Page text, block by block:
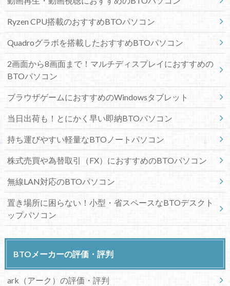
Ryzen CPU搭載のおすすめBTOパソコン
Quadroグラボを搭載したおすすめBTOパソコン
2画面から8画面まで！マルチディスプレイにおすすめの
BTOパソコン
ブラウザゲームにおすすめのWindowsタブレット
当日出荷も！とにかく早い即納BTOパソコン
持ち運びやすい軽量なBTOノートパソコン
株式売買や為替取引（FX）におすすめのBTOパソコン
無線LAN対応のBTOパソコン
置き場所に困らない！小型・省スペースなBTOデスクト
ップパソコン
BTOメーカーの評価・評判
ark（アーク）の評価・評判